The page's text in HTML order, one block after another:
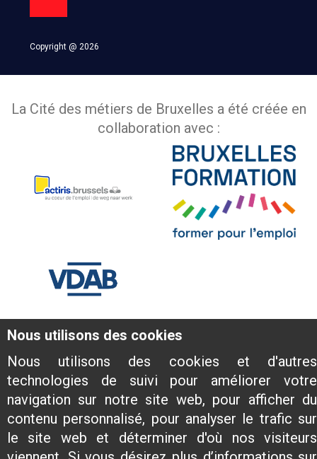
Nous utilisons des cookies
Nous utilisons des cookies et d'autres
technologies de suivi pour améliorer votre
navigation sur notre site web, pour afficher du
contenu personnalisé, pour analyser le trafic sur
le site web et déterminer d'où nos visiteurs
Copyright @ 2026
La Cité des métiers de Bruxelles a été créée en
collaboration avec :